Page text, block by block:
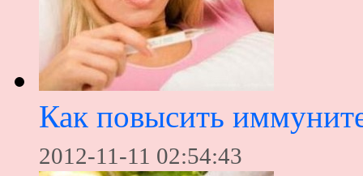
Как повысить
2012-11-11 02:54:43